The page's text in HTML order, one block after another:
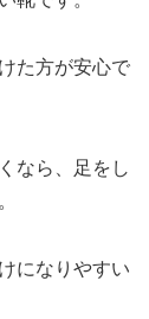
た方が安心で
なら、足をし
になりやすい